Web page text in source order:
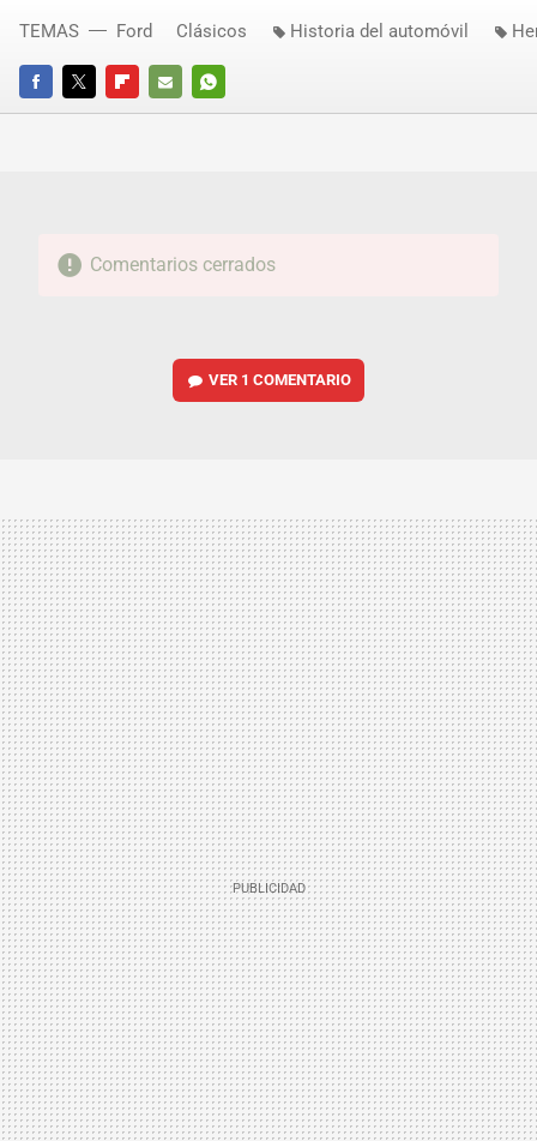
FACEBOOKTWITTERFLIPBOARD
E-
WHATSAPP
TEMAS Ford Clásicos Historia del automóvil
Comentarios cerrados
VER 1 COMENTARIO